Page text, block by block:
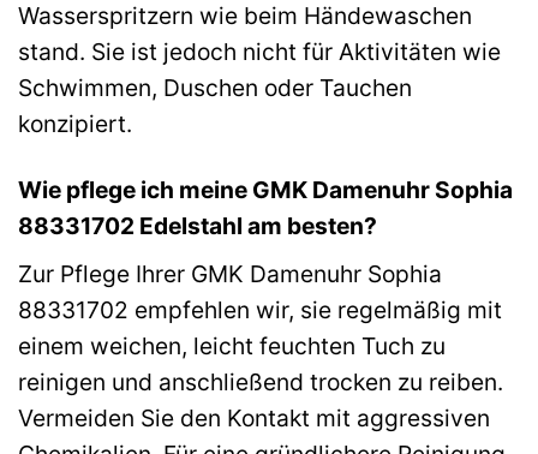
Wasserspritzern wie beim Händewaschen
stand. Sie ist jedoch nicht für Aktivitäten wie
Schwimmen, Duschen oder Tauchen
konzipiert.
Wie pflege ich meine GMK Damenuhr Sophia
88331702 Edelstahl am besten?
Zur Pflege Ihrer GMK Damenuhr Sophia
88331702 empfehlen wir, sie regelmäßig mit
einem weichen, leicht feuchten Tuch zu
reinigen und anschließend trocken zu reiben.
Vermeiden Sie den Kontakt mit aggressiven